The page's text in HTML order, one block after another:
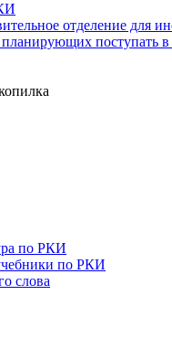
отделение для
поступать в
по РКИ
по РКИ
слова